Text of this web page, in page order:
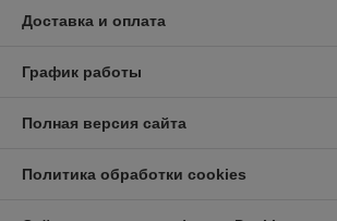
Доставка и оплата
График работы
Полная версия сайта
Политика обработки cookies